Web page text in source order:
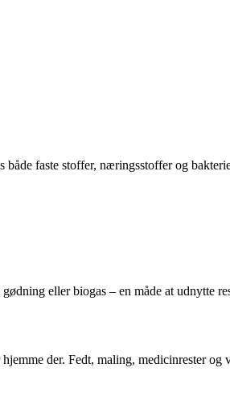
faste stoffer, næringsstoffer og
eller biogas – en måde at udnytte
der. Fedt, maling, medicinrester og